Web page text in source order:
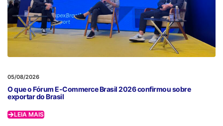
05/08/2026
O que o Fórum E-Commerce Brasil 2026 confirmou sobre
exportar do Brasil
LEIA MAIS